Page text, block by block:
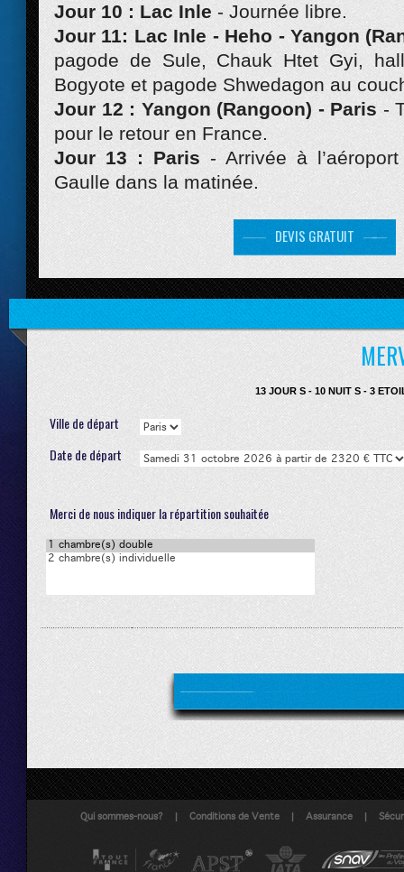
Jour 10 : Lac Inle - Journée libre.
Jour 11: Lac Inle - Heho - Yangon
pagode de Sule, Chauk Htet Gyi,
Bogyote et pagode Shwedagon au
Jour 12 : Yangon (Rangoon) - Paris -
pour le retour en France.
Jour 13 : Paris - Arrivée à
Gaulle dans la matinée.
DEVIS GRATUIT
13 JOUR S - 10 NUIT S - 3
Ville de départ
Date de départ
Merci de nous indiquer la répartition souhaitée
Qui sommes-nous? | Conditions de Vente | Assurance |